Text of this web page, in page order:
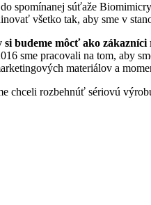
spomínanej súťaže
všetko tak, aby sme v
budeme môcť ako zákazníci
sme pracovali na tom, aby
materiálov a
chceli rozbehnúť sériovú